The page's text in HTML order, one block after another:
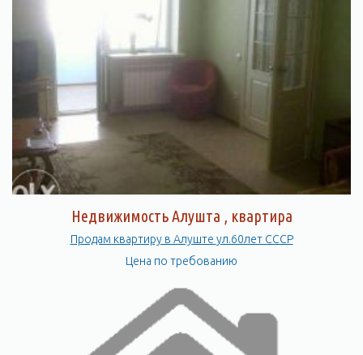
Недвижимость Алушта , квартира
Продам квартиру в Алуште ул.60лет СССР
Цена по требованию